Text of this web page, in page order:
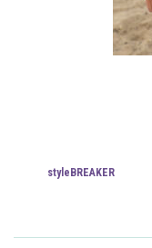
styleBREAKER